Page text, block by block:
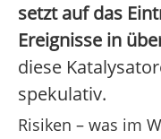
setzt auf das
Ereignisse in
diese
spekulativ.
Risiken – was im